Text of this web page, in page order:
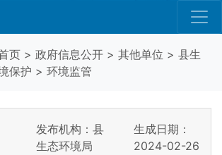
页 > 政府信息公开 > 其他单位 > 县生
保护 > 环境监管
发布机构：县
生态环境局
生成日期：
2024-02-26